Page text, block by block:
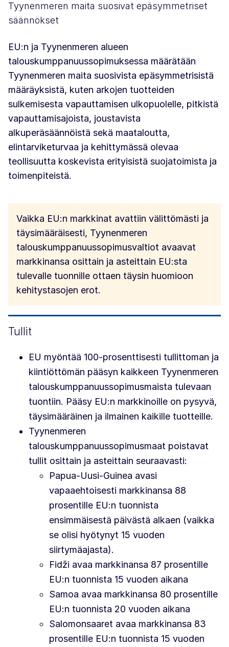
Tyynenmeren maita suosivat epäsymmetriset
säännökset
EU:n ja Tyynenmeren alueen
talouskumppanuussopimuksessa määrätään
Tyynenmeren maita suosivista epäsymmetrisistä
määräyksistä, kuten arkojen tuotteiden
sulkemisesta vapauttamisen ulkopuolelle, pitkistä
vapauttamisajoista, joustavista
alkuperäsäännöistä sekä maataloutta,
elintarviketurvaa ja kehittymässä olevaa
teollisuutta koskevista erityisistä suojatoimista ja
toimenpiteistä.
Vaikka EU:n markkinat avattiin välittömästi ja
täysimääräisesti, Tyynenmeren
talouskumppanuussopimusvaltiot avaavat
markkinansa osittain ja asteittain EU:sta
tulevalle tuonnille ottaen täysin huomioon
kehitystasojen erot.
Tullit
EU myöntää 100-prosenttisesti tullittoman ja
kiintiöttömän pääsyn kaikkeen Tyynenmeren
talouskumppanuussopimusmaista tulevaan
tuontiin. Pääsy EU:n markkinoille on pysyvä,
täysimääräinen ja ilmainen kaikille tuotteille.
Tyynenmeren
talouskumppanuussopimusmaat poistavat
tullit osittain ja asteittain seuraavasti:
Papua-Uusi-Guinea avasi
vapaaehtoisesti markkinansa 88
prosentille EU:n tuonnista
ensimmäisestä päivästä alkaen (vaikka
se olisi hyötynyt 15 vuoden
siirtymäajasta).
Fidži avaa markkinansa 87 prosentille
EU:n tuonnista 15 vuoden aikana
Samoa avaa markkinansa 80 prosentille
EU:n tuonnista 20 vuoden aikana
Salomonsaaret avaa markkinansa 83
prosentille EU:n tuonnista 15 vuoden